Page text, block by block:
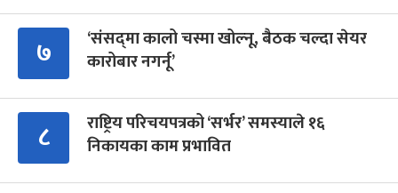
७
‘संसद्‍मा कालो चस्मा खोल्नू, बैठक चल्दा सेयर
कारोबार नगर्नू’
८
राष्ट्रिय परिचयपत्रको ‘सर्भर’ समस्याले १६
निकायका काम प्रभावित